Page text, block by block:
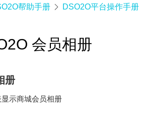
帮助手册  DSO2O平台操作手册
会员相册
册
显示商城会员相册